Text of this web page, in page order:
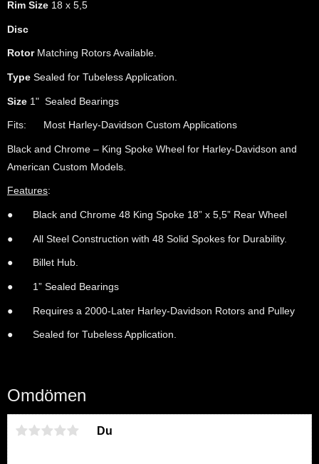
Rim Size 18 x 5,5
Disc
RotorMatching Rotors Available.
Type Sealed for Tubeless Application.
Size 1" Sealed Bearings
Fits: Most Harley-Davidson Custom Applications
Black and Chrome – King Spoke Wheel for Harley-Davidson and
American Custom Models.
Features:
● Black and Chrome 48 King Spoke 18” x 5,5” Rear Wheel
● All Steel Construction with 48 Solid Spokes for Durability.
● Billet Hub.
● 1” Sealed Bearings
● Requires a 2000-Later Harley-Davidson Rotors and Pulley
● Sealed for Tubeless Application.
Omdömen
Du